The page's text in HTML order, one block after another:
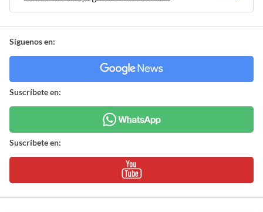
Síguenos en:
Suscríbete en:
Suscríbete en: